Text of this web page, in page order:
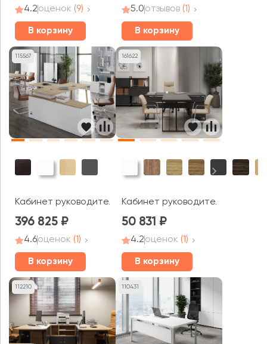
4.2оценок (9)
В корзину
5.0отзывов (1)
В корзину
115567
Кабинет руководителя Фреско / Fresco
396 825
4.6оценок (1)
В корзину
161622
Кабинет руководителя Рифт
50 831
4.2оценок (1)
В корзину
112210 110431